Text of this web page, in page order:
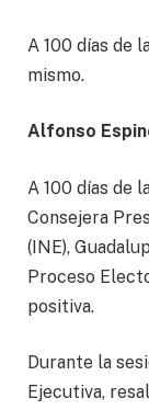
A 100 días de
mismo.
Alfonso
A 100 días de
Consejera
(INE),
Proceso
positiva.
Durante la
Ejecutiva,